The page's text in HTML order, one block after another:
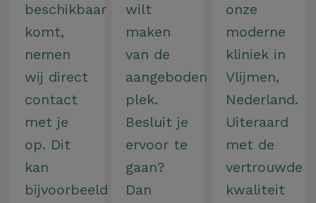
beschikbaar
komt,
nemen
wij direct
contact
met je
op. Dit
kan
bijvoorbeeld
wilt
maken
van de
aangeboden
plek.
Besluit je
ervoor te
gaan?
Dan
onze
moderne
kliniek in
Vlijmen,
Nederland.
Uiteraard
met de
vertrouwde
kwaliteit